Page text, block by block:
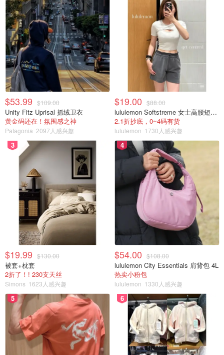
$53.99 $109.00
Unity Fitz Uprisal 抓绒卫衣
黄金码还在！氛围感之神
Patagonia 2097人感兴趣
$19.00 $88.00
lululemon Softstreme 女士高腰短裤 10cm
2.1折抄底，0~4码有货
lululemon 1730人感兴趣
3
$19.99 $130.00
被套+枕套
2折了！! 230支天丝
Simons 1623人感兴趣
4
$54.00 $108.00
lululemon City Essentials 肩背包 4L
热卖小粉包
lululemon 1330人感兴趣
5 6